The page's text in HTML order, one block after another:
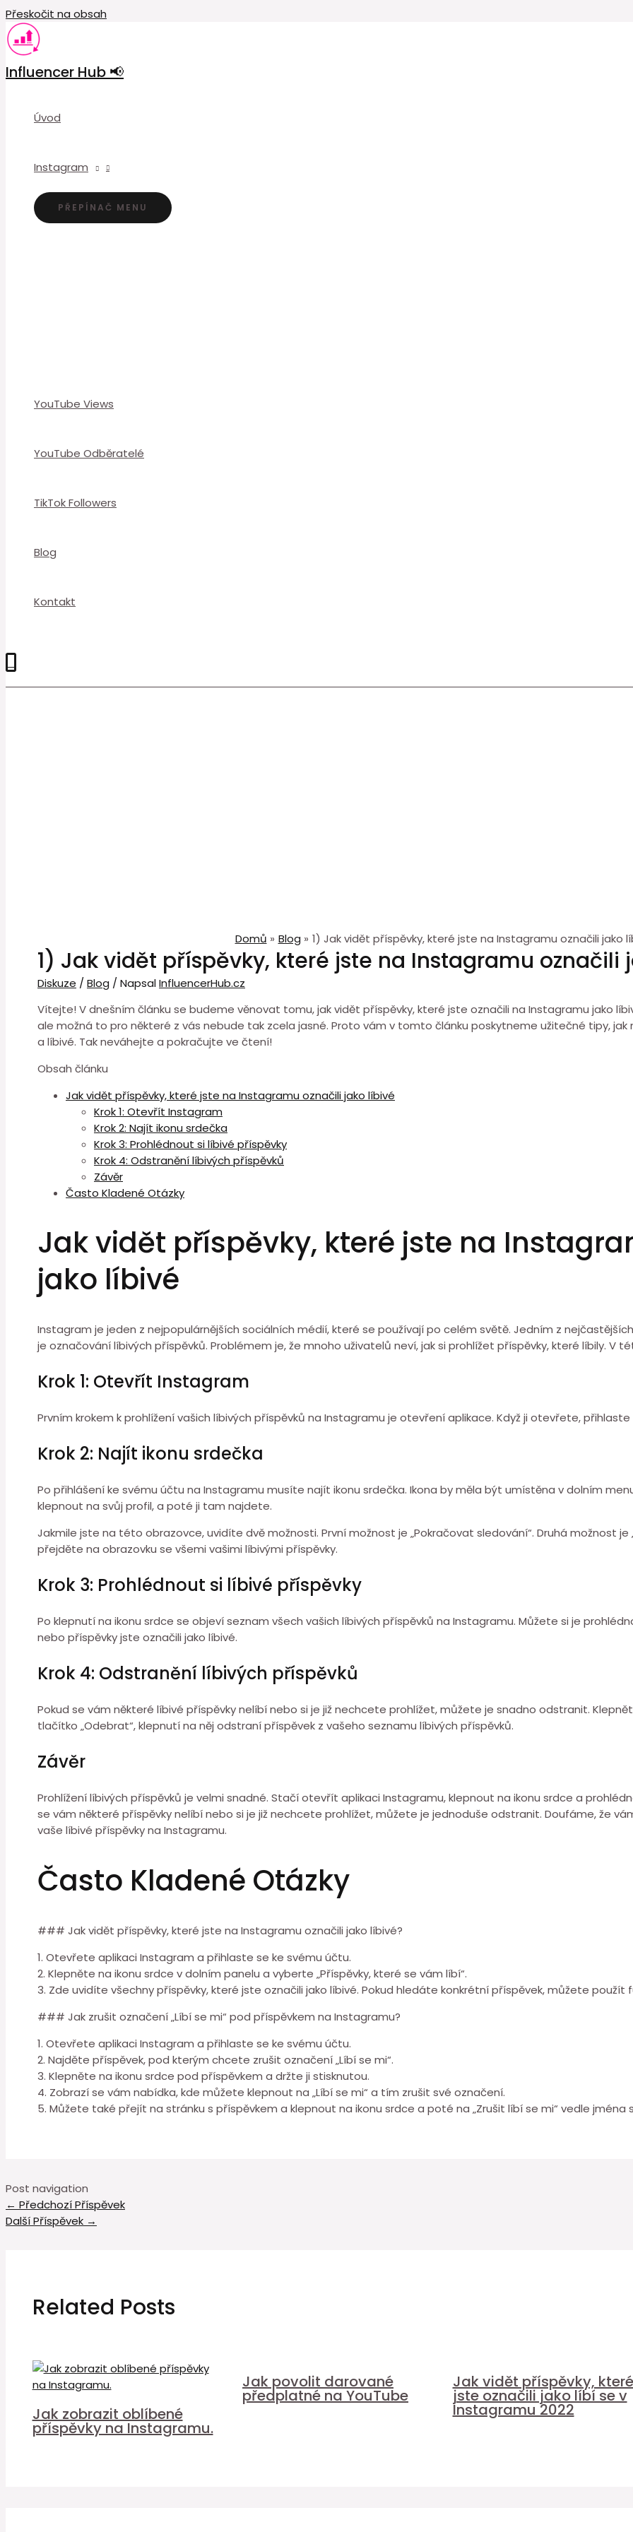
Přeskočit na obsah
Influencer Hub 📢
Úvod
Instagram
PŘEPÍNAČ MENU
YouTube Views
YouTube Odběratelé
TikTok Followers
Blog
Kontakt
Domů Blog 1) Jak vidět příspěvky, které jste na Instagramu označili jako
1) Jak vidět příspěvky, které jste na Instagramu označili
Diskuze / Blog / NapsalInfluencerHub.cz
Vítejte! V dnešním článku se budeme věnovat tomu, jak vidět příspěvky, které jste označili na Instagramu jako
ale možná to pro některé z vás nebude tak zcela jasné. Proto vám v tomto článku poskytneme užitečné tipy,
a líbivé. Tak neváhejte a pokračujte ve čtení!
Obsah článku
Jak vidět příspěvky, které jste na Instagramu označili jako líbivé
Krok 1: Otevřít Instagram
Krok 2: Najít ikonu srdečka
Krok 3: Prohlédnout si líbivé příspěvky
Krok 4: Odstranění líbivých příspěvků
Závěr
Často Kladené Otázky
Jak vidět příspěvky, které jste na
jako líbivé
Instagram je jeden z nejpopulárnějších sociálních médií, které se používají po celém světě. Jedním z
je označování líbivých příspěvků. Problémem je, že mnoho uživatelů neví, jak si prohlížet příspěvky, které líbily. V
Krok 1: Otevřít Instagram
Prvním krokem k prohlížení vašich líbivých příspěvků na Instagramu je otevření aplikace. Když ji otevřete,
Krok 2: Najít ikonu srdečka
Po přihlášení ke svému účtu na Instagramu musíte najít ikonu srdečka. Ikona by měla být umístěna v dolním
klepnout na svůj profil, a poté ji tam najdete.
Jakmile jste na této obrazovce, uvidíte dvě možnosti. První možnost je „Pokračovat sledování“. Druhá možnost je
přejděte na obrazovku se všemi vašimi líbivými příspěvky.
Krok 3: Prohlédnout si líbivé příspěvky
Po klepnutí na ikonu srdce se objeví seznam všech vašich líbivých příspěvků na Instagramu. Můžete si je
nebo příspěvky jste označili jako líbivé.
Krok 4: Odstranění líbivých příspěvků
Pokud se vám některé líbivé příspěvky nelíbí nebo si je již nechcete prohlížet, můžete je snadno odstranit.
tlačítko „Odebrat“, klepnutí na něj odstraní příspěvek z vašeho seznamu líbivých příspěvků.
Závěr
Prohlížení líbivých příspěvků je velmi snadné. Stačí otevřít aplikaci Instagramu, klepnout na ikonu srdce a
se vám některé příspěvky nelíbí nebo si je již nechcete prohlížet, můžete je jednoduše odstranit. Doufáme, že
vaše líbivé příspěvky na Instagramu.
Často Kladené Otázky
### Jak vidět příspěvky, které jste na Instagramu označili jako líbivé?
1. Otevřete aplikaci Instagram a přihlaste se ke svému účtu.
2. Klepněte na ikonu srdce v dolním panelu a vyberte „Příspěvky, které se vám líbí“.
3. Zde uvidíte všechny příspěvky, které jste označili jako líbivé. Pokud hledáte konkrétní příspěvek, můžete použít
### Jak zrušit označení „Líbí se mi“ pod příspěvkem na Instagramu?
1. Otevřete aplikaci Instagram a přihlaste se ke svému účtu.
2. Najděte příspěvek, pod kterým chcete zrušit označení „Líbí se mi“.
3. Klepněte na ikonu srdce pod příspěvkem a držte ji stisknutou.
4. Zobrazí se vám nabídka, kde můžete klepnout na „Líbí se mi“ a tím zrušit své označení.
5. Můžete také přejít na stránku s příspěvkem a klepnout na ikonu srdce a poté na „Zrušit líbí se mi“ vedle jména
Post navigation
← Předchozí Příspěvek
Další Příspěvek →
Related Posts
Jak zobrazit oblíbené
příspěvky na Instagramu.
Jak povolit darované
předplatné na YouTube
Jak vidět příspěvky, které
jste označili jako líbí se v
Instagramu 2022